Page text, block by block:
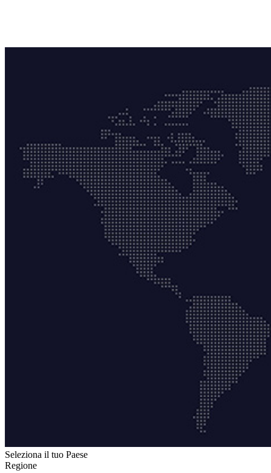
Seleziona il tuo Paese
Regione